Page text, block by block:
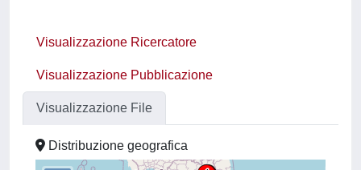
Visualizzazione Ricercatore
Visualizzazione Pubblicazione
Visualizzazione File
Distribuzione geografica